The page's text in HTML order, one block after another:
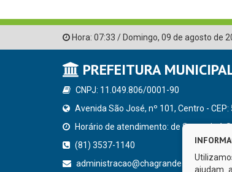
Hora: 07:33 / Domingo, 09 de agosto de
PREFEITURA
CNPJ: 11.049.806/0001-90
Avenida São José, nº 101, Centro -
Horário de atendimento: de Segunda à
(81) 3537-1140
administracao@chagrande.pe.gov.br
ajudam